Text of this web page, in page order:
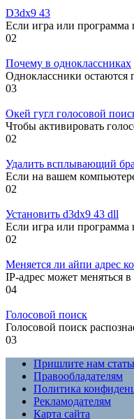
D3dx9 43
Если игра или программа
02
Почему в одноклассниках
Одноклассники остаются
03
Окей гугл голосовой
Чтобы активировать
02
Удалить всплывающий
Если на вашем
02
Установить d3dx9 43 dll
Если игра или программа
02
Меняется ли айпи адрес
IP-адрес может меняться
04
Голосовой поиск
Голосовой поиск
03
Пришлите нам
Правообладателям
Политика
Рекламодателям
Карта сайта